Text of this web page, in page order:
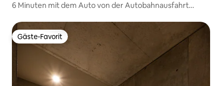
6 Minuten mit dem Auto von der Autobahnausfahrt
und Trockner,
Gäste-Favorit
Gäste-Favorit